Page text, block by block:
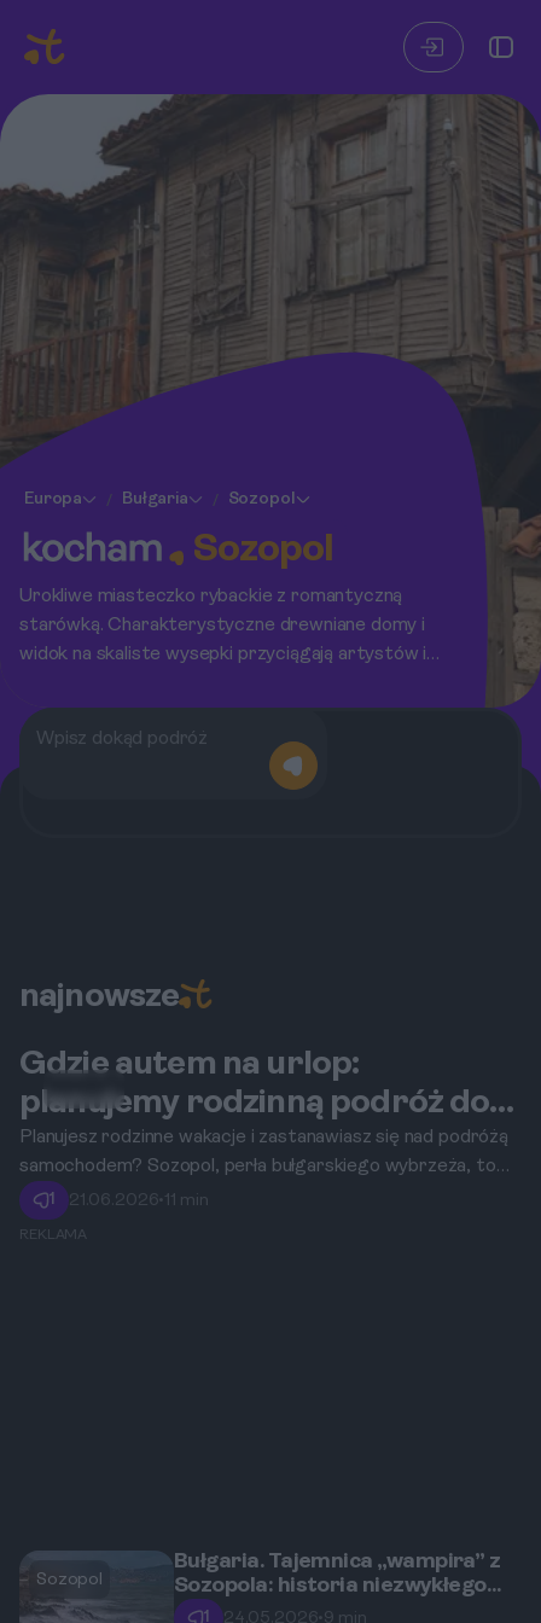
Europa / Bułgaria / Sozopol
Sozopol
Urokliwe miasteczko rybackie z romantyczną
starówką. Charakterystyczne drewniane domy i
widok na skaliste wysepki przyciągają artystów i
najnowsze
Gdzie autem na urlop:
planujemy rodzinną podróż do
Sozopola w Bułgarii.
Planujesz rodzinne wakacje i zastanawiasz się nad podróżą
samochodem? Sozopol, perła bułgarskiego wybrzeża, to
doskonały wybór. W tym artykule znajdziesz kompleksowy
przewodnik, który pomoże Ci zaplanować trasę, znaleźć
1 21.06.2026• 11 min
REKLAMA
Sozopol
Bułgaria. Tajemnica „wampira” z
Sozopola: historia niezwykłego
odkrycia archeologicznego.
1 24.05.2026• 9 min